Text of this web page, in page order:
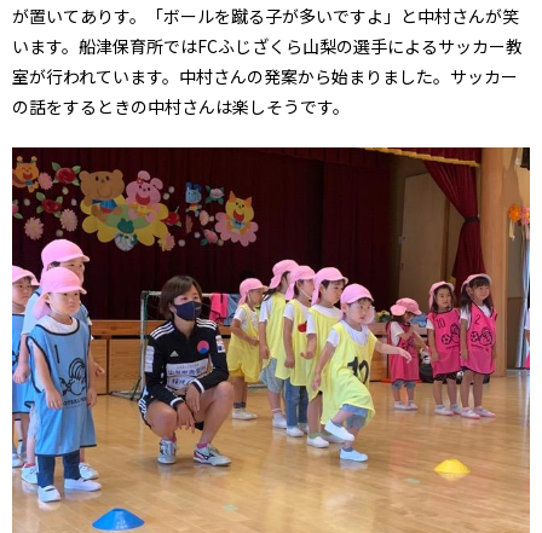
が置いてありす。「ボールを蹴る子が多いですよ」と中村さんが笑
います。船津保育所ではFCふじざくら山梨の選手によるサッカー教
室が行われています。中村さんの発案から始まりました。サッカー
の話をするときの中村さんは楽しそうです。